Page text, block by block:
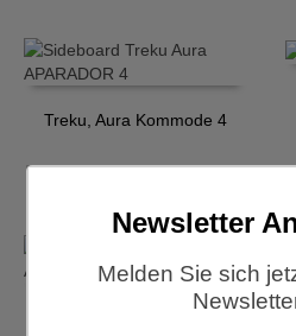
Treku, Aura Kommode 4
€2.889,00
Newsletter
Melden Sie sich